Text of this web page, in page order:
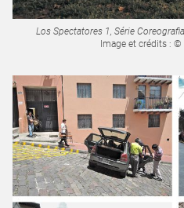
Los Spectatores 1, Série
Image et crédits :